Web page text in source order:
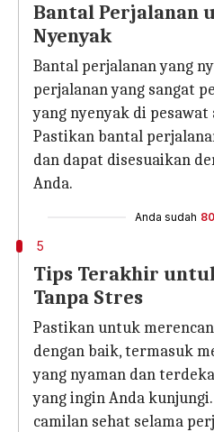
Bantal Perjalanan
Nyenyak
Bantal perjalanan yang
perjalanan yang sangat
yang nyenyak di
Pastikan bantal
dan dapat disesuaikan
Anda.
Anda sudah
5
Tips Terakhir
Tanpa Stres
Pastikan untuk
dengan baik, termasuk
yang nyaman dan
yang ingin Anda
camilan sehat selama